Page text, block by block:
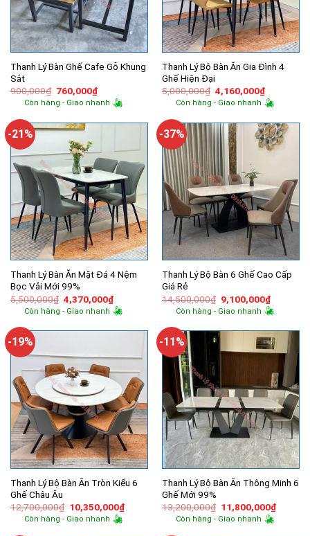
Thanh Lý Bàn Ghế Cafe Gỗ Khung
Sắt
900,000₫ Giá
gốc
là:
760,000₫Giá
hiện
tại
760,000₫.
Còn hàng - Giao nhanh
Thanh Lý Bộ Bàn Ăn Gia Đình 4
Ghế Hiện Đại
5,000,000₫ Giá
gốc
là:
4,160,000₫Giá
hiện
tại
Còn hàng - Giao nhanh
-21%
Thanh Lý Bàn Ăn Mặt Đá 4 Nệm
Bọc Vải Mới 99%
5,500,000₫ Giá
gốc
là:
4,370,000₫Giá
hiện
tại
4,370,000₫.
Còn hàng - Giao nhanh
-37%
Thanh Lý Bộ Bàn 6 Ghế Cao Cấp
Giá Rẻ
14,500,000₫ Giá
gốc
là:
9,100,000₫Giá
hiện
tại
Còn hàng - Giao nhanh
-19%
Thanh Lý Bộ Bàn Ăn Tròn Kiểu 6
Ghế Châu Âu
12,700,000₫ Giá
gốc
là:
10,350,000₫Giá
hiện
Còn hàng - Giao nhanh
-11%
Thanh Lý Bộ Bàn Ăn Thông Minh 6
Ghế Mới 99%
13,200,000₫ Giá
gốc
là:
11,800,000₫Giá
hiện
Còn hàng - Giao nhanh